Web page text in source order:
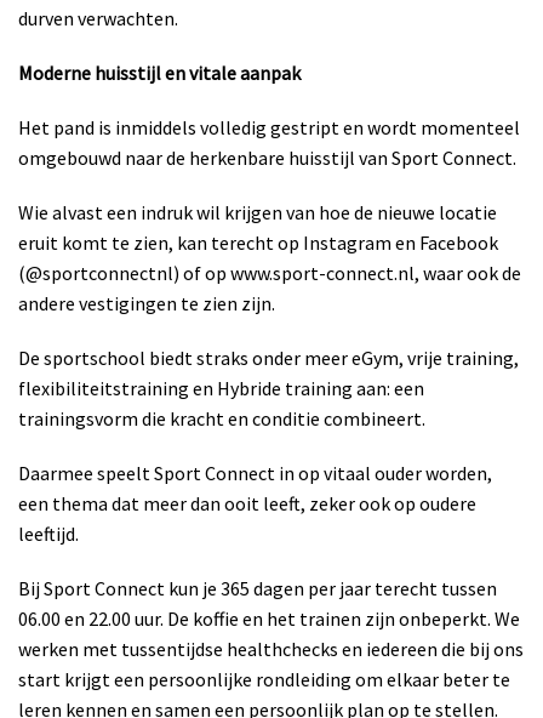
durven verwachten.
Moderne huisstijl envitale aanpak
Het pand is inmiddels volledig gestript en wordt momenteel
omgebouwd naar de herkenbare huisstijl van Sport Connect.
Wie alvast een indruk wil krijgen van hoe de nieuwe locatie
eruit komt te zien, kan terecht op Instagram en Facebook
(@sportconnectnl) of op www.sport-connect.nl, waar ook de
andere vestigingen te zien zijn.
De sportschool biedt straks onder meer eGym, vrije training,
flexibiliteitstraining en Hybride training aan: een
trainingsvorm die kracht en conditie combineert.
Daarmee speelt Sport Connect in op vitaal ouder worden,
een thema dat meer dan ooit leeft, zeker ook op oudere
leeftijd.
Bij Sport Connect kun je 365 dagen per jaar terecht tussen
06.00 en 22.00 uur. De koffie en het trainen zijn onbeperkt. We
werken met tussentijdse healthchecks en iedereen die bij ons
start krijgt een persoonlijke rondleiding om elkaar beter te
leren kennen en samen een persoonlijk plan op te stellen.